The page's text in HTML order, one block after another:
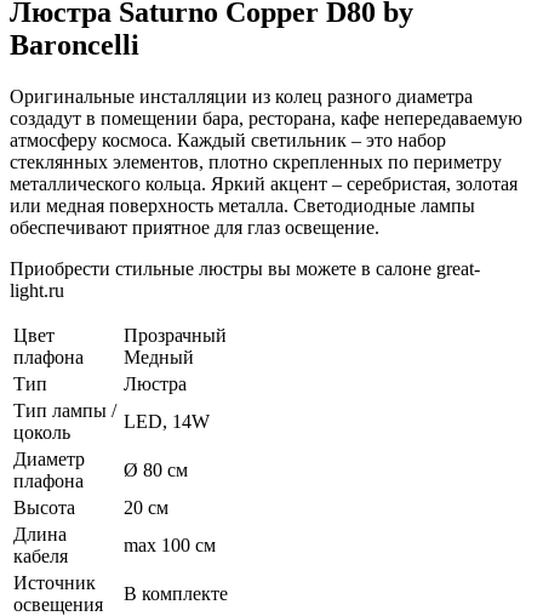
Люстра Saturno Copper D80 by
Baroncelli
Оригинальные инсталляции из колец разного диаметра
создадут в помещении бара, ресторана, кафе непередаваемую
атмосферу космоса. Каждый светильник – это набор
стеклянных элементов, плотно скрепленных по периметру
металлического кольца. Яркий акцент – серебристая, золотая
или медная поверхность металла. Светодиодные лампы
обеспечивают приятное для глаз освещение.
Приобрести стильные люстры вы можете в салоне great-
light.ru
Цвет
плафона
Прозрачный
Медный
Тип
Люстра
Тип лампы /
цоколь
LED, 14W
Диаметр
плафона
Ø 80 см
Высота
20 см
Длина
кабеля
max 100 см
Источник
освещения
В комплекте